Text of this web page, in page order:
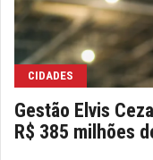
CIDADES
Gestão Elvis
R$ 385 milhões